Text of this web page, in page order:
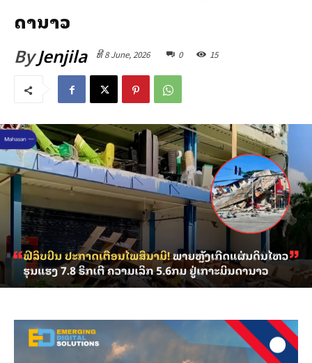
ດານາວ
ByJenjila ທີ 8 June, 2026 0 15